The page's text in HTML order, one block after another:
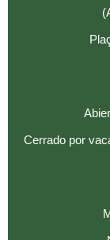
Cerrado por